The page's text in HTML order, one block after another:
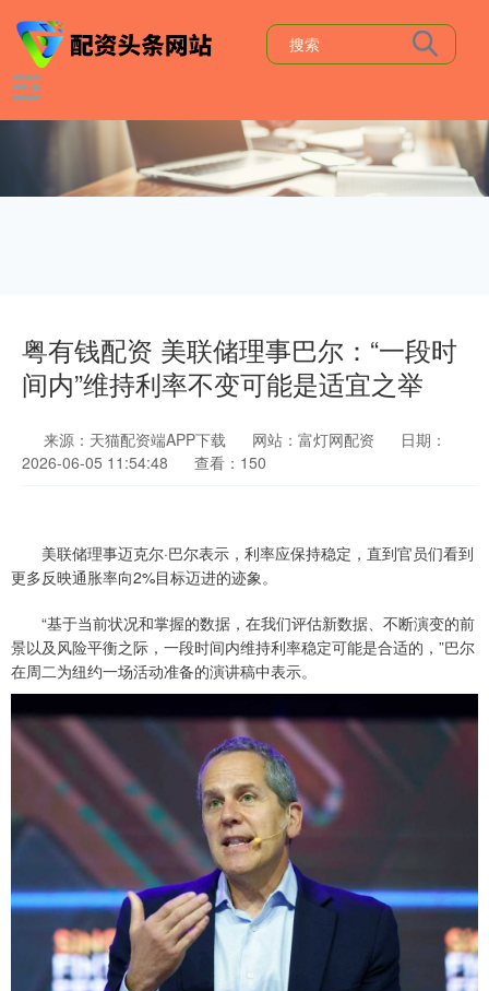
粤有钱配资 美联储理事巴尔：“一段时
间内”维持利率不变可能是适宜之举
来源：天猫配资端APP下载 网站：富灯网配资
日期：
2026-06-05 11:54:48
查看：150
美联储理事迈克尔·巴尔表示，利率应保持稳定，直到官员们看到
更多反映通胀率向2%目标迈进的迹象。
“基于当前状况和掌握的数据，在我们评估新数据、不断演变的前
景以及风险平衡之际，一段时间内维持利率稳定可能是合适的，”巴尔
在周二为纽约一场活动准备的演讲稿中表示。